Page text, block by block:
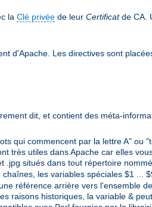
la Clé privée de leur Certificatde CA.
d'Apache. Les directives sont
dit, et contient des méta-
qui commencent par la lettre A" ou
très utiles dans Apache car elles
situés dans tout répertoire
les variables spéciales $1
référence arrière vers l'ensemble
raisons historiques, la variable &